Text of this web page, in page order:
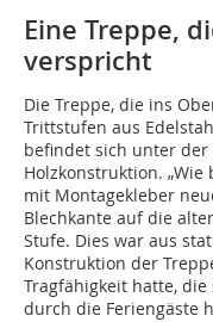
Eine Treppe,
verspricht
Die Treppe, die ins
Trittstufen aus
befindet sich unter
Holzkonstruktion.
mit Montagekleber
Blechkante auf die
Stufe. Dies war aus
Konstruktion der
Tragfähigkeit hatte,
durch die Feriengäste